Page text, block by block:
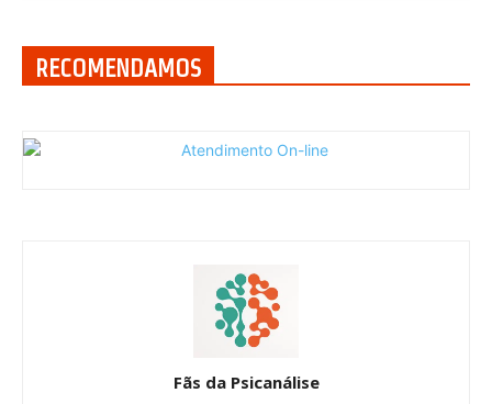
RECOMENDAMOS
Fãs da Psicanálise